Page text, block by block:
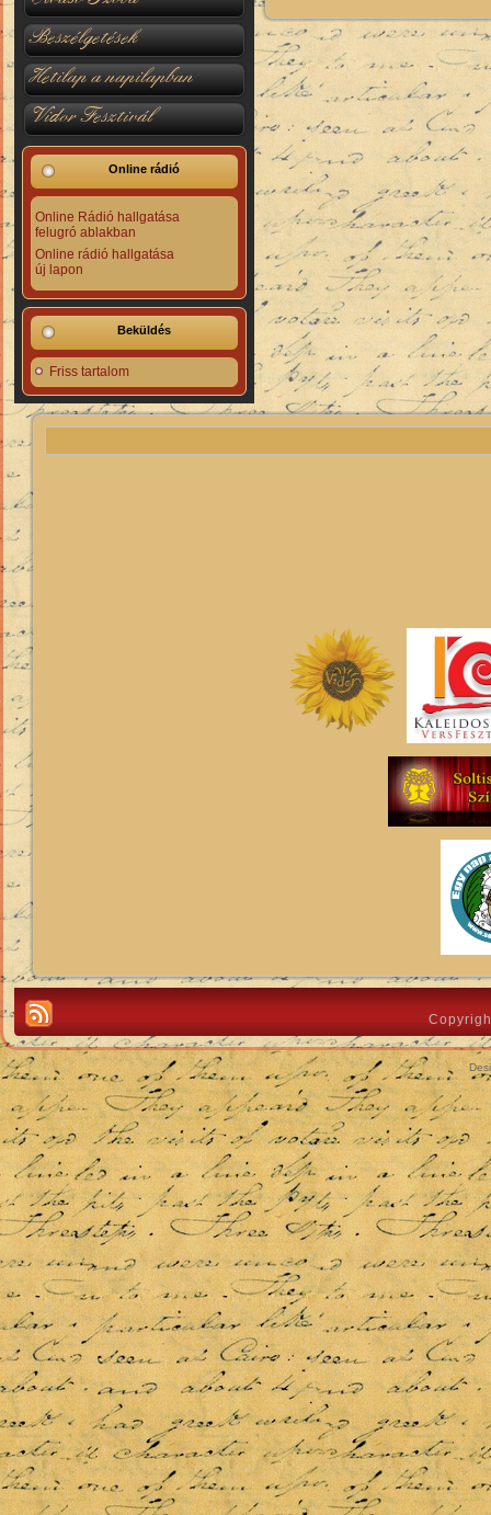
Beszélgetések
Hetilap a napilapban
Vidor Fesztivál
Online rádió
Online Rádió hallgatása
felugró ablakban
Online rádió hallgatása
új lapon
Beküldés
Friss tartalom